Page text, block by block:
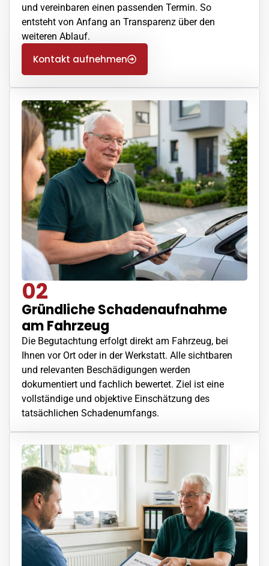
und vereinbaren einen passenden Termin. So
entsteht von Anfang an Transparenz über den
weiteren Ablauf.
Kontakt aufnehmen
02
Gründliche Schadenaufnahme
am Fahrzeug
Die Begutachtung erfolgt direkt am Fahrzeug, bei
Ihnen vor Ort oder in der Werkstatt. Alle sichtbaren
und relevanten Beschädigungen werden
dokumentiert und fachlich bewertet. Ziel ist eine
vollständige und objektive Einschätzung des
tatsächlichen Schadenumfangs.